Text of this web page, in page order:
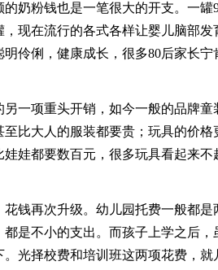
奶粉钱也是一笔很大的开支。一罐
现在流行的各式各样让婴儿脑部
伶俐，健康成长，很多80后家长
另一项重头开销，如今一般的品牌
比大人的服装都要贵；玩具的价
娃都要数百元，很多玩具看起来
花钱再次升级。幼儿园托费一般都
是不小的支出。而孩子上学之后
光择校费和培训班这两项花费，就